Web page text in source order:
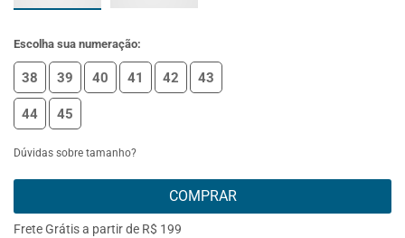
Escolha sua numeração:
38 39 40 41 42 43
44 45
Dúvidas sobre tamanho?
COMPRAR
Frete Grátis a partir de R$ 199